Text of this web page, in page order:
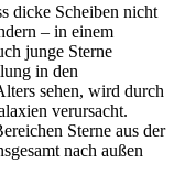
dicke Scheiben nicht
– in einem
junge Sterne
in den
sehen, wird durch
verursacht.
Sterne aus der
nach außen